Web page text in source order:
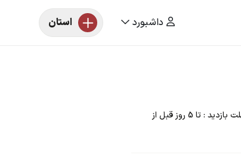
داشبورد استان
مزایده خودرو یک دستگاه پراید رنگ : مشکی مدل : 89 مهلت بازدید : تا 5 روز قبل از